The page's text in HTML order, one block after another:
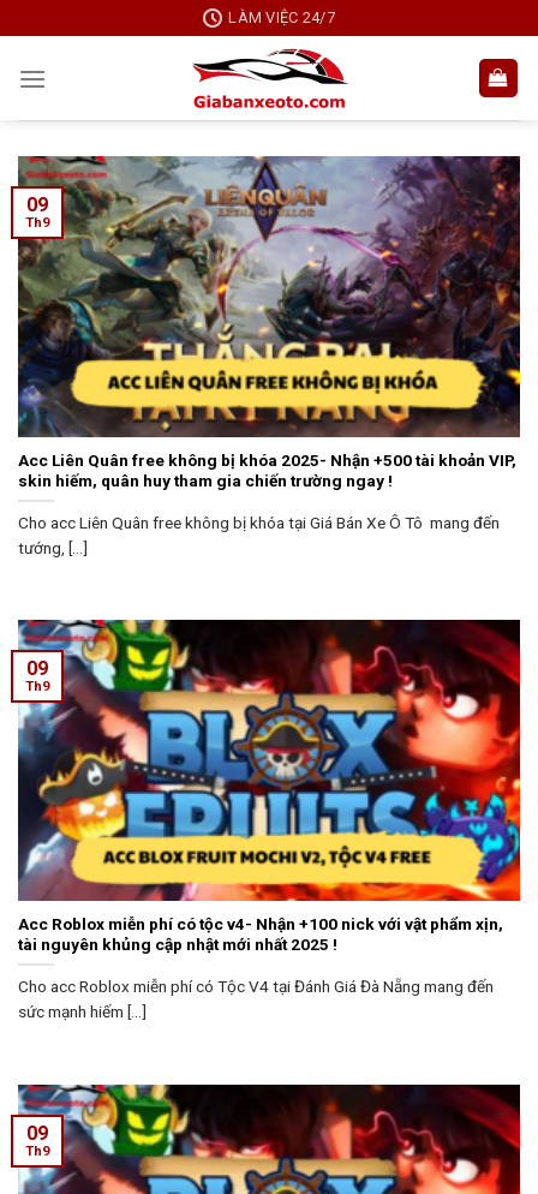
to
content
LÀM VIỆC 24/7
Acc Liên Quân free không bị khóa 2025- Nhận +500 tài khoản VIP,
skin hiếm, quân huy tham gia chiến trường ngay !
Cho acc Liên Quân free không bị khóa tại Giá Bán Xe Ô Tô mang đến
tướng, [...]
09
Th9
Acc Roblox miễn phí có tộc v4- Nhận +100 nick với vật phẩm xịn,
tài nguyên khủng cập nhật mới nhất 2025 !
Cho acc Roblox miễn phí có Tộc V4 tại Đánh Giá Đà Nẵng mang đến
sức mạnh hiếm [...]
09
Th9
09
Th9